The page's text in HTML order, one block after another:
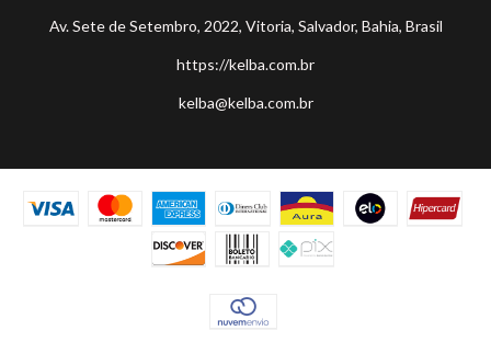
Av. Sete de Setembro, 2022, Vitoria, Salvador, Bahia, Brasil
https://kelba.com.br
kelba@kelba.com.br